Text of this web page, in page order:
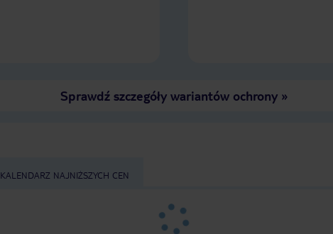
Sprawdź szczegóły wariantów ochrony»
KALENDARZ NAJNIŻSZYCH CEN